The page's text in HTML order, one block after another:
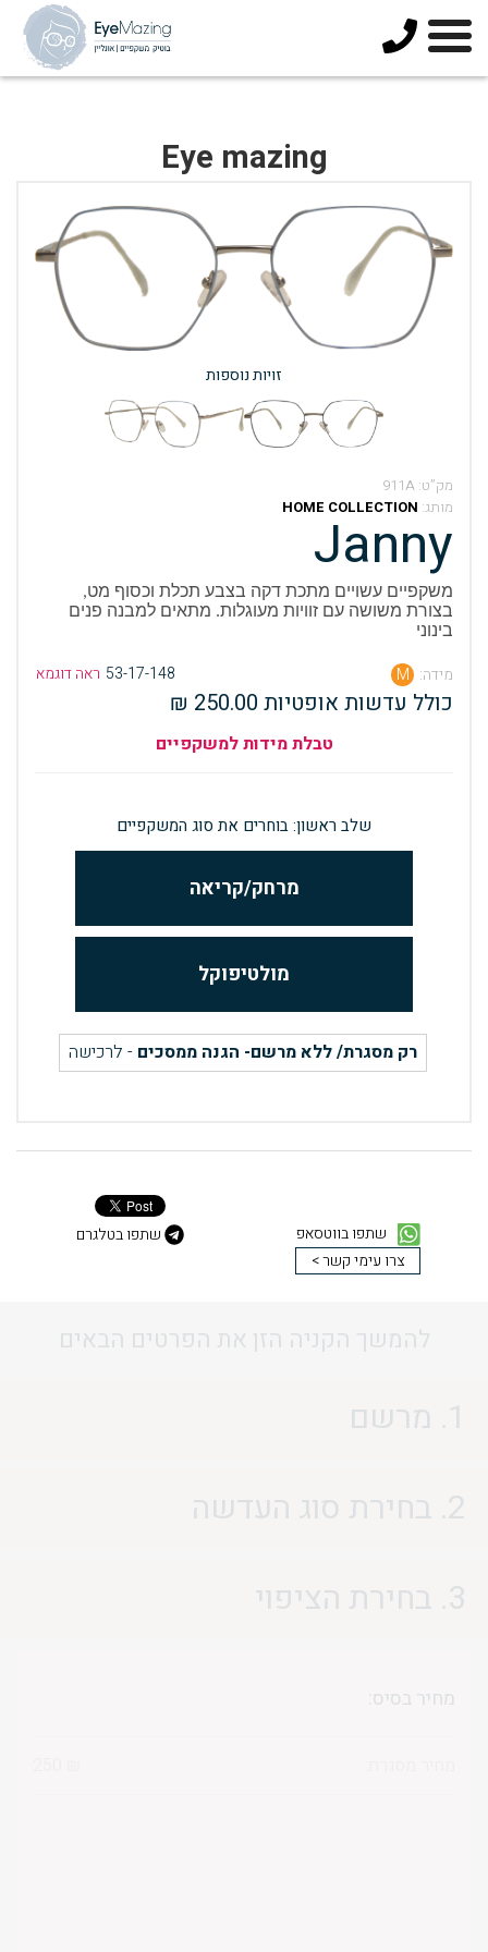
3744678
Eye mazing
זויות נוספות
מק”ט: 911A
מותג: HOME COLLECTION
Janny
משקפיים עשויים מתכת דקה בצבע תכלת וכסוף מט,
בצורת משושה עם זוויות מעוגלות. מתאים למבנה פנים
בינוני
מידה: M
53-17-148 ראה דוגמא
כולל עדשות אופטיות 250.00 ₪
טבלת מידות למשקפיים
שלב ראשון: בוחרים את סוג המשקפיים
מרחק/קריאה
מולטיפוקל
רק מסגרת/ ללא מרשם- הגנה ממסכים - לרכישה
שתפו בווטסאפ
שתפו בטלגרם
צרו עימי קשר >
להמשך הקניה הזן את הפרטים הבאים
1. מרשם
2. בחירת סוג העדשה
3. בחירת הציפוי
מחיר בסיס: